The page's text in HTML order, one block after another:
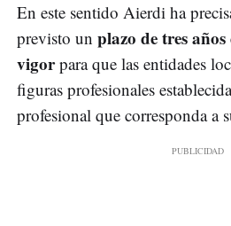
En este sentido Aierdi ha
previsto un plazo de tres
vigorpara que las entidades
figuras profesionales
profesional que corresponda a